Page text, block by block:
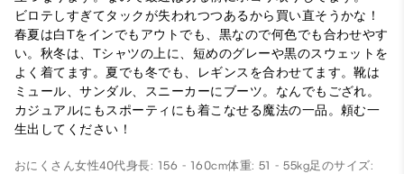
ビロテしすぎてタックが失われつつあるから買い直そうかな！
春夏は白Tをインでもアウトでも、黒なので何色でも合わせやす
い。秋冬は、Tシャツの上に、短めのグレーや黒のスウェットを
よく着てます。夏でも冬でも、レギンスを合わせてます。靴は
ミュール、サンダル、スニーカーにブーツ。なんでもござれ。
カジュアルにもスポーティにも着こなせる魔法の一品。頼む一
生出してください！
おにくさん女性40代身長: 156 - 160cm体重: 51 - 55kg足のサイズ: